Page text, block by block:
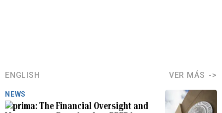
ENGLISH VER MÁS
NEWS
The Financial Oversight and